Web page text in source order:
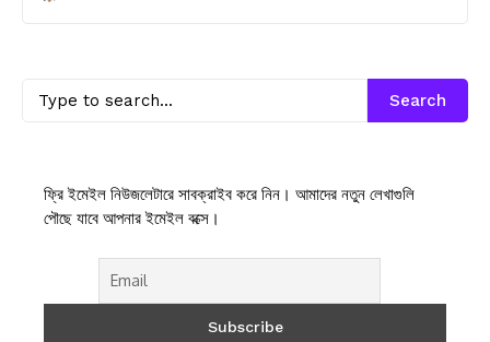
Search
ফ্রি ইমেইল নিউজলেটারে সাবক্রাইব করে নিন। আমাদের নতুন লেখাগুলি
পৌছে যাবে আপনার ইমেইল বক্সে।